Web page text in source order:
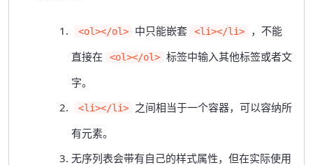
<ol></ol> 中只能嵌套 <li></li>
，不能
直接在
<ol></ol> 标签中输入其他标签或者文
字。
<li></li>
之间相当于一个容器，可以容纳所
有元素。
无序列表会带有自己的样式属性，但在实际使用